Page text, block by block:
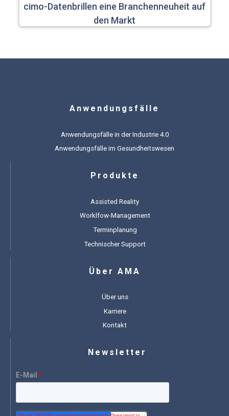
cimo-Datenbrillen eine Branchenneuheit auf
den Markt
Anwendungsfälle
Anwendungsfälle in der Industrie 4.0
Anwendungsfälle im Gesundheitswesen
Produkte
Assisted Reality
Worklfow-Management
Terminplanung
Technischer Support
Über AMA
Über uns
Karriere
Kontakt
Newsletter